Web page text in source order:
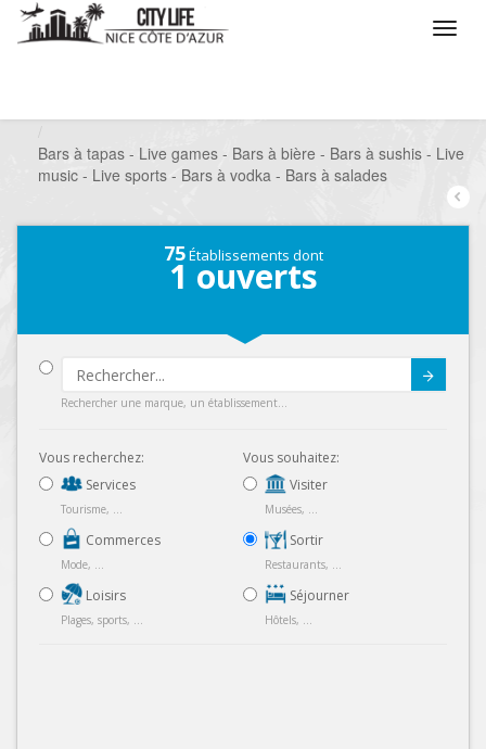
Bars à tapas - Live games - Bars à bière - Bars à sushis - Live
music - Live sports - Bars à vodka - Bars à salades
75Établissements dont
1 ouverts
Rechercher une marque, un établissement...
Vous recherchez:
Services
Tourisme, ...
Commerces
Mode, ...
Loisirs
Plages, sports, ...
Vous souhaitez:
Visiter
Musées, ...
Sortir
Restaurants, ...
Séjourner
Hôtels, ...